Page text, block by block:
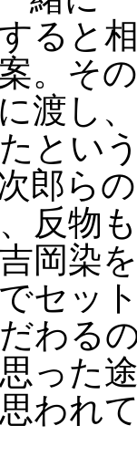
ると
。そ
渡し
とい
郎ら
反物
岡染
セッ
わる
った
われ